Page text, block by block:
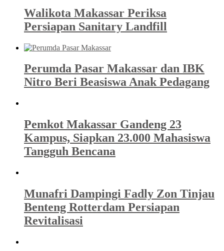
Walikota Makassar Periksa
Persiapan Sanitary Landfill
Perumda Pasar Makassar dan IBK
Nitro Beri Beasiswa Anak Pedagang
Pemkot Makassar Gandeng 23
Kampus, Siapkan 23.000 Mahasiswa
Tangguh Bencana
Munafri Dampingi Fadly Zon Tinjau
Benteng Rotterdam Persiapan
Revitalisasi